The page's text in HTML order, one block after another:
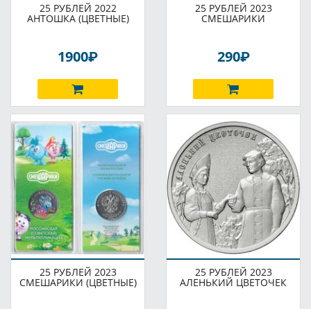
25 РУБЛЕЙ 2022
АНТОШКА (ЦВЕТНЫЕ)
1900P
25 РУБЛЕЙ 2023
СМЕШАРИКИ
290P
25 РУБЛЕЙ 2023
СМЕШАРИКИ (ЦВЕТНЫЕ)
25 РУБЛЕЙ 2023
АЛЕНЬКИЙ ЦВЕТОЧЕК